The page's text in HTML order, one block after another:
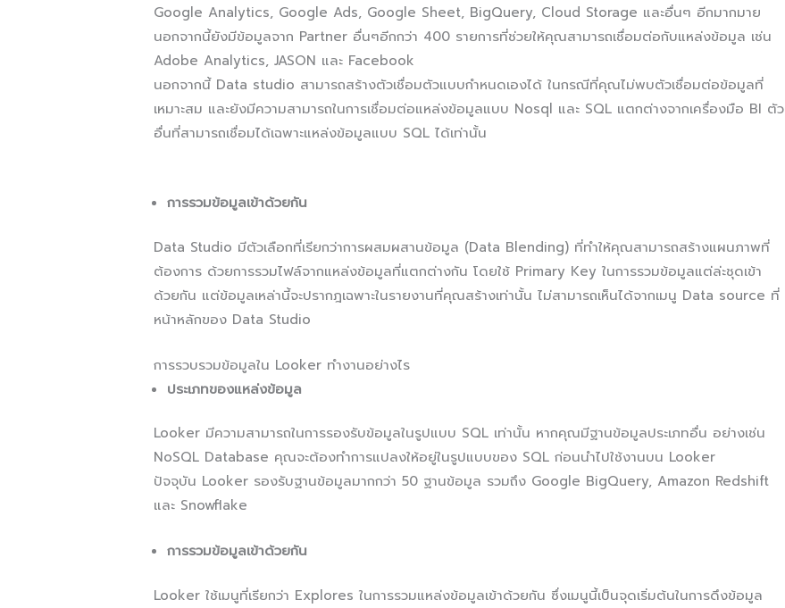
Google Analytics, Google Ads, Google Sheet, BigQuery, Cloud Storage และอื่นๆ อีกมากมาย
นอกจากนี้ยังมีข้อมูลจาก Partner อื่นๆอีกกว่า 400 รายการที่ช่วยให้คุณสามารถเชื่อมต่อกับแหล่งข้อมูล เช่น
Adobe Analytics, JASON และ Facebook
นอกจากนี้ Data studio สามารถสร้างตัวเชื่อมตัวแบบกำหนดเองได้ ในกรณีที่คุณไม่พบตัวเชื่อมต่อข้อมูลที่
เหมาะสม และยังมีความสามารถในการเชื่อมต่อแหล่งข้อมูลแบบ Nosql และ SQL แตกต่างจากเครื่องมือ BI ตัว
อื่นที่สามารถเชื่อมได้เฉพาะแหล่งข้อมูลแบบ SQL ได้เท่านั้น
การรวมข้อมูลเข้าด้วยกัน
Data Studio มีตัวเลือกที่เรียกว่าการผสมผสานข้อมูล (Data Blending) ที่ทำให้คุณสามารถสร้างแผนภาพที่
ต้องการ ด้วยการรวมไฟล์จากแหล่งข้อมูลที่แตกต่างกัน โดยใช้ Primary Key ในการรวมข้อมูลแต่ล่ะชุดเข้า
ด้วยกัน แต่ข้อมูลเหล่านี้จะปรากฎเฉพาะในรายงานที่คุณสร้างเท่านั้น ไม่สามารถเห็นได้จากเมนู Data source ที่
หน้าหลักของ Data Studio
การรวบรวมข้อมูลใน Looker ทำงานอย่างไร
ประเภทของแหล่งข้อมูล
Looker มีความสามารถในการรองรับข้อมูลในรูปแบบ SQL เท่านั้น หากคุณมีฐานข้อมูลประเภทอื่น อย่างเช่น
NoSQL Database คุณจะต้องทำการแปลงให้อยู่ในรูปแบบของ SQL ก่อนนำไปใช้งานบน Looker
ปัจจุบัน Looker รองรับฐานข้อมูลมากกว่า 50 ฐานข้อมูล รวมถึง Google BigQuery, Amazon Redshift
และ Snowflake
การรวมข้อมูลเข้าด้วยกัน
Looker ใช้เมนูที่เรียกว่า Explores ในการรวมแหล่งข้อมูลเข้าด้วยกัน ซึ่งเมนูนี้เป็นจุดเริ่มต้นในการดึงข้อมูล